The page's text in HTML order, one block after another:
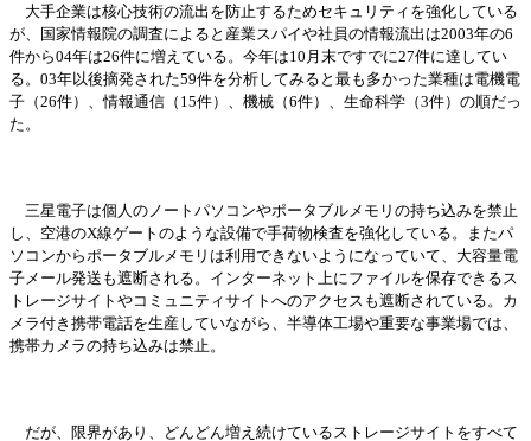
大手企業は核心技術の流出を防止するためセキュリティを強化している
が、
国家情報院の調査によると産業スパイや社員の情報流出は2003年の6
件から04年は26件に増えている。今年は10月末ですでに27件に達してい
る。03年以後摘発された59件を分析してみると最も多かった業種は電機電
子（26件）、情報通信（15件）、機械（6件）、生命科学 （3件）の順だっ
た。
三星電子は個人のノ ー トパソコンやポータブルメモリの持ち込みを禁止
し、空港のX線ゲー トのような設備で手荷物検査を強化している。またパ
ソコンからポータブルメモリは利用できないようになっていて、大容量電
子メ ール発送も遮断される。インタ ーネット上にファイルを保存できるス
トレージサイトやコミュニティサイトへのアクセスも遮断されている。カ
メラ付き携帯電話を生産していながら、半導体工場や重要な事業場では、
携帯カメラの持ち込みは禁止。
だが、限界があり、どんどん増え 続けているストレージサイトをすべて